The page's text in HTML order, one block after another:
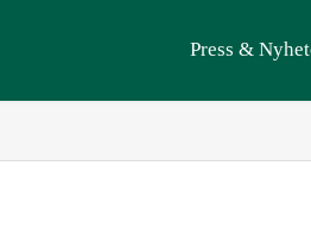
Press &